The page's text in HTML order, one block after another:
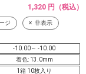
1,320 円（税込）
ジ 非表示
-10.00～ -10.00
着色: 13.0mm
1箱 10枚入り